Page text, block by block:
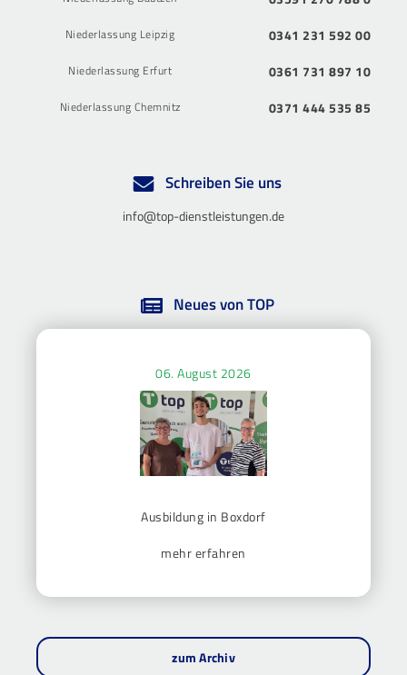
Niederlassung Leipzig 0341 231 592 00
Niederlassung Erfurt 0361 731 897 10
Niederlassung Chemnitz 0371 444 535 85
Schreiben Sie uns
info@top-dienstleistungen.de
Neues von TOP
06. August 2026
Ausbildung in Boxdorf
mehr erfahren
zum Archiv